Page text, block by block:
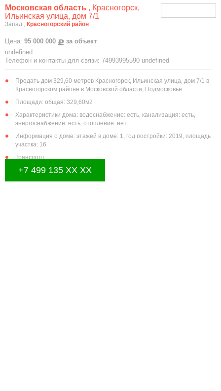
Московская область , Красногорск,
Ильинская улица, дом 7/1
Запад , Красногорский район
Цена: 95 000 000 Р за объект
undefined
Телефон и контакты для связи: 74993995590 undefined
Продать дом 329,60 метров Красногорск, Ильинская улица, дом 7/1 в
Красногорском районе в Московской области, Подмосковье
Площади: общая: 329,60м2
Характеристики дома: водоснабжение: есть, канализация: есть,
энергоснабжение: есть, отопление: нет
Информация о доме: этажей в доме: 1, год постройки: 2019, площадь
участка: 16
Транспорт:
+7 499 135 XX XX